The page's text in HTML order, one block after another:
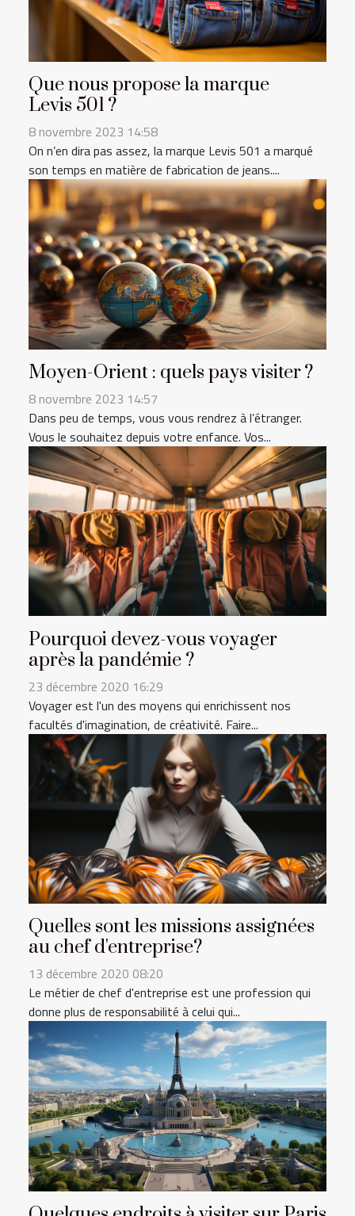
Que nous propose la marque
Levis 501 ?
8 novembre 2023 14:58
On n’en dira pas assez, la marque Levis 501 a marqué
son temps en matière de fabrication de jeans....
Moyen-Orient : quels pays visiter ?
8 novembre 2023 14:57
Dans peu de temps, vous vous rendrez à l’étranger.
Vous le souhaitez depuis votre enfance. Vos...
Pourquoi devez-vous voyager
après la pandémie ?
23 décembre 2020 16:29
Voyager est l'un des moyens qui enrichissent nos
facultés d'imagination, de créativité. Faire...
Quelles sont les missions assignées
au chef d'entreprise?
13 décembre 2020 08:20
Le métier de chef d'entreprise est une profession qui
donne plus de responsabilité à celui qui...